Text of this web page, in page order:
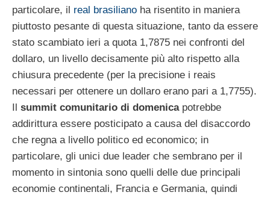
particolare, il real brasiliano ha risentito in maniera
piuttosto pesante di questa situazione, tanto da essere
stato scambiato ieri a quota 1,7875 nei confronti del
dollaro, un livello decisamente più alto rispetto alla
chiusura precedente (per la precisione i reais
necessari per ottenere un dollaro erano pari a 1,7755).
Il summit comunitario di domenicapotrebbe
addirittura essere posticipato a causa del disaccordo
che regna a livello politico ed economico; in
particolare, gli unici due leader che sembrano per il
momento in sintonia sono quelli delle due principali
economie continentali, Francia e Germania, quindi